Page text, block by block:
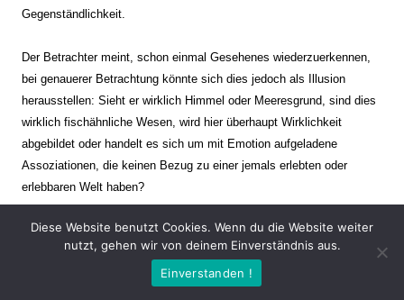
Gegenständlichkeit.
Der Betrachter meint, schon einmal Gesehenes wiederzuerkennen,
bei genauerer Betrachtung könnte sich dies jedoch als Illusion
herausstellen: Sieht er wirklich Himmel oder Meeresgrund, sind dies
wirklich fischähnliche Wesen, wird hier überhaupt Wirklichkeit
abgebildet oder handelt es sich um mit Emotion aufgeladene
Assoziationen, die keinen Bezug zu einer jemals erlebten oder
erlebbaren Welt haben?
Verharren und Dynamik stehen sich dabei gegenüber. Zeit steht still
oder verrinnt im Nu. Es soll dabei eine Spannung, auch farblich, bis
zur Schmerzgrenze erzeugt werden. Die Arbeiten stellen ambivalente
Diese Website benutzt Cookies. Wenn du die Website weiter
nutzt, gehen wir von deinem Einverständnis aus.
Einverstanden !